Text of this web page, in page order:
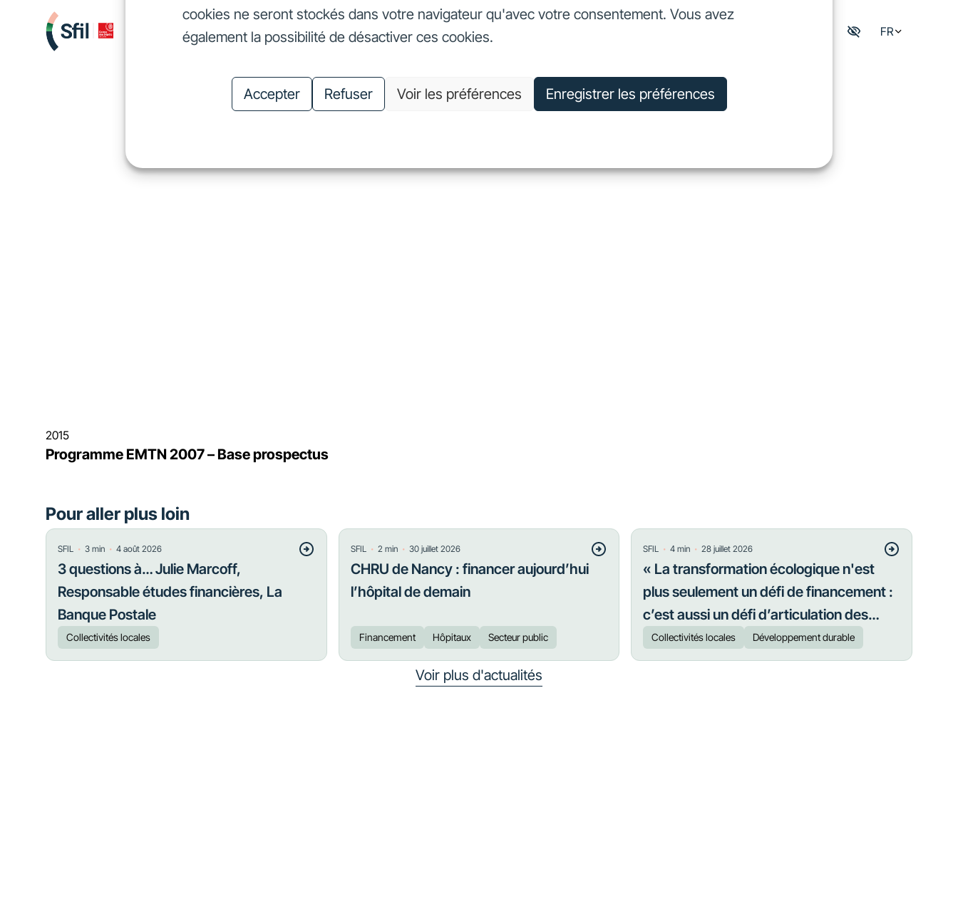
cookies ne seront stockés dans votre navigateur qu'avec votre consentement. Vous avez
également la possibilité de désactiver ces cookies.
Accepter Refuser Voir les préférences Enregistrer les préférences
Nous finançons
Nous finançons
Investisseurs
Investisseurs
Nos engagements
Nos engagements
Nous connaître FR
2015
Programme EMTN 2007 – Base prospectus
Pour aller plus loin
SFIL ・ 3 min ・ 4 août 2026
3 questions à… Julie Marcoff,
Responsable études financières, La
Banque Postale
Collectivités locales
SFIL・ 2 min・ 30 juillet 2026
CHRU de Nancy : financer aujourd’hui
l’hôpital de demain
Financement Hôpitaux Secteur public
SFIL ・4 min ・28 juillet 2026
« La transformation écologique n'est
plus seulement un défi de financement :
c’est aussi un défi d’articulation des
priorités »
Collectivités locales Développement durable
Voir plus d'actualités